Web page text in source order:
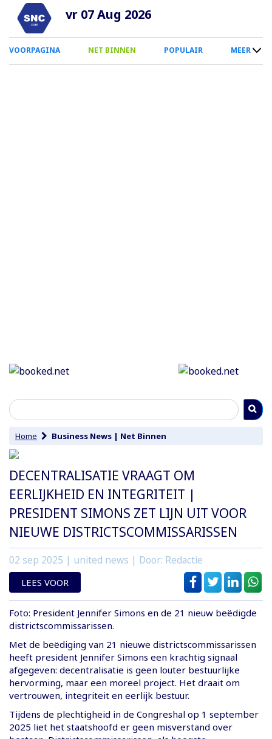
Overslaan
naar
inhoud
vr 07 Aug 2026
0
Smartphone
VOORPAGINA NET BINNEN POPULAIR MEER
Home Business News | Net Binnen
DECENTRALISATIE VRAAGT OM
EERLIJKHEID EN INTEGRITEIT |
PRESIDENT SIMONS ZET LIJN UIT VOOR
NIEUWE DISTRICTSCOMMISSARISSEN
02 sep 2025 | united news | Door: Redactie
LEES VOOR
Foto: President Jennifer Simons en de 21 nieuw beëdigde
districtscommissarissen.
Met de beëdiging van 21 nieuwe districtscommissarissen
heeft president Jennifer Simons een krachtig signaal
afgegeven: decentralisatie is geen louter bestuurlijke
hervorming, maar een moreel project. Het draait om
vertrouwen, integriteit en eerlijk bestuur.
Tijdens de plechtigheid in de Congreshal op 1 september
2025 liet het staatshoofd er geen misverstand over